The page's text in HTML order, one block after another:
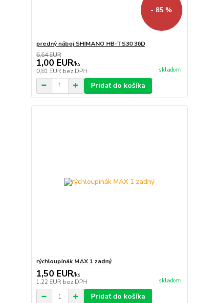
- 85 %
predný náboj SHIMANO HB-TS30 36D
6,64 EUR
1,00 EUR/ks
0,81 EUR bez DPH skladom
Pridať do košíka
rýchloupinák MAX 1 zadný
1,50 EUR/ks
1,22 EUR bez DPH skladom
Pridať do košíka